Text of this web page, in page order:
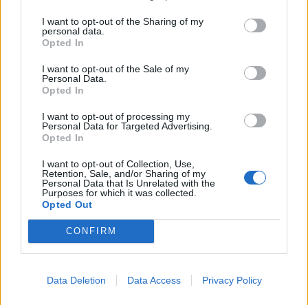
I want to opt-out of the Sharing of my
personal data.
Opted In
I want to opt-out of the Sale of my
Personal Data.
Opted In
I want to opt-out of processing my
Personal Data for Targeted Advertising.
Opted In
I want to opt-out of Collection, Use,
Retention, Sale, and/or Sharing of my
Personal Data that Is Unrelated with the
Purposes for which it was collected.
Opted Out
CONFIRM
Data Deletion Data Access Privacy Policy
Capacita Jovem de Poiares aproxima
jovens ao mundo do trabalho